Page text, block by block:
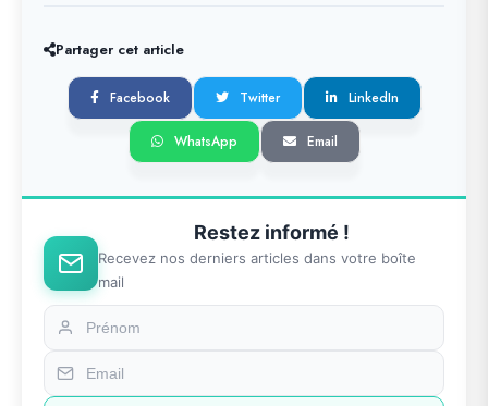
Partager cet article
Facebook Twitter LinkedIn
WhatsApp Email
Restez informé !
Recevez nos derniers articles dans votre boîte
mail